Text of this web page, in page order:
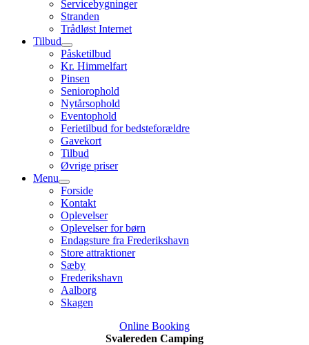
Servicebygninger
Stranden
Trådløst Internet
Tilbud
Påsketilbud
Kr. Himmelfart
Pinsen
Seniorophold
Nytårsophold
Eventophold
Ferietilbud for bedsteforældre
Gavekort
Tilbud
Øvrige priser
Menu
Forside
Kontakt
Oplevelser
Oplevelser for børn
Endagsture fra Frederikshavn
Store attraktioner
Sæby
Frederikshavn
Aalborg
Skagen
Online Booking
Svalereden Camping